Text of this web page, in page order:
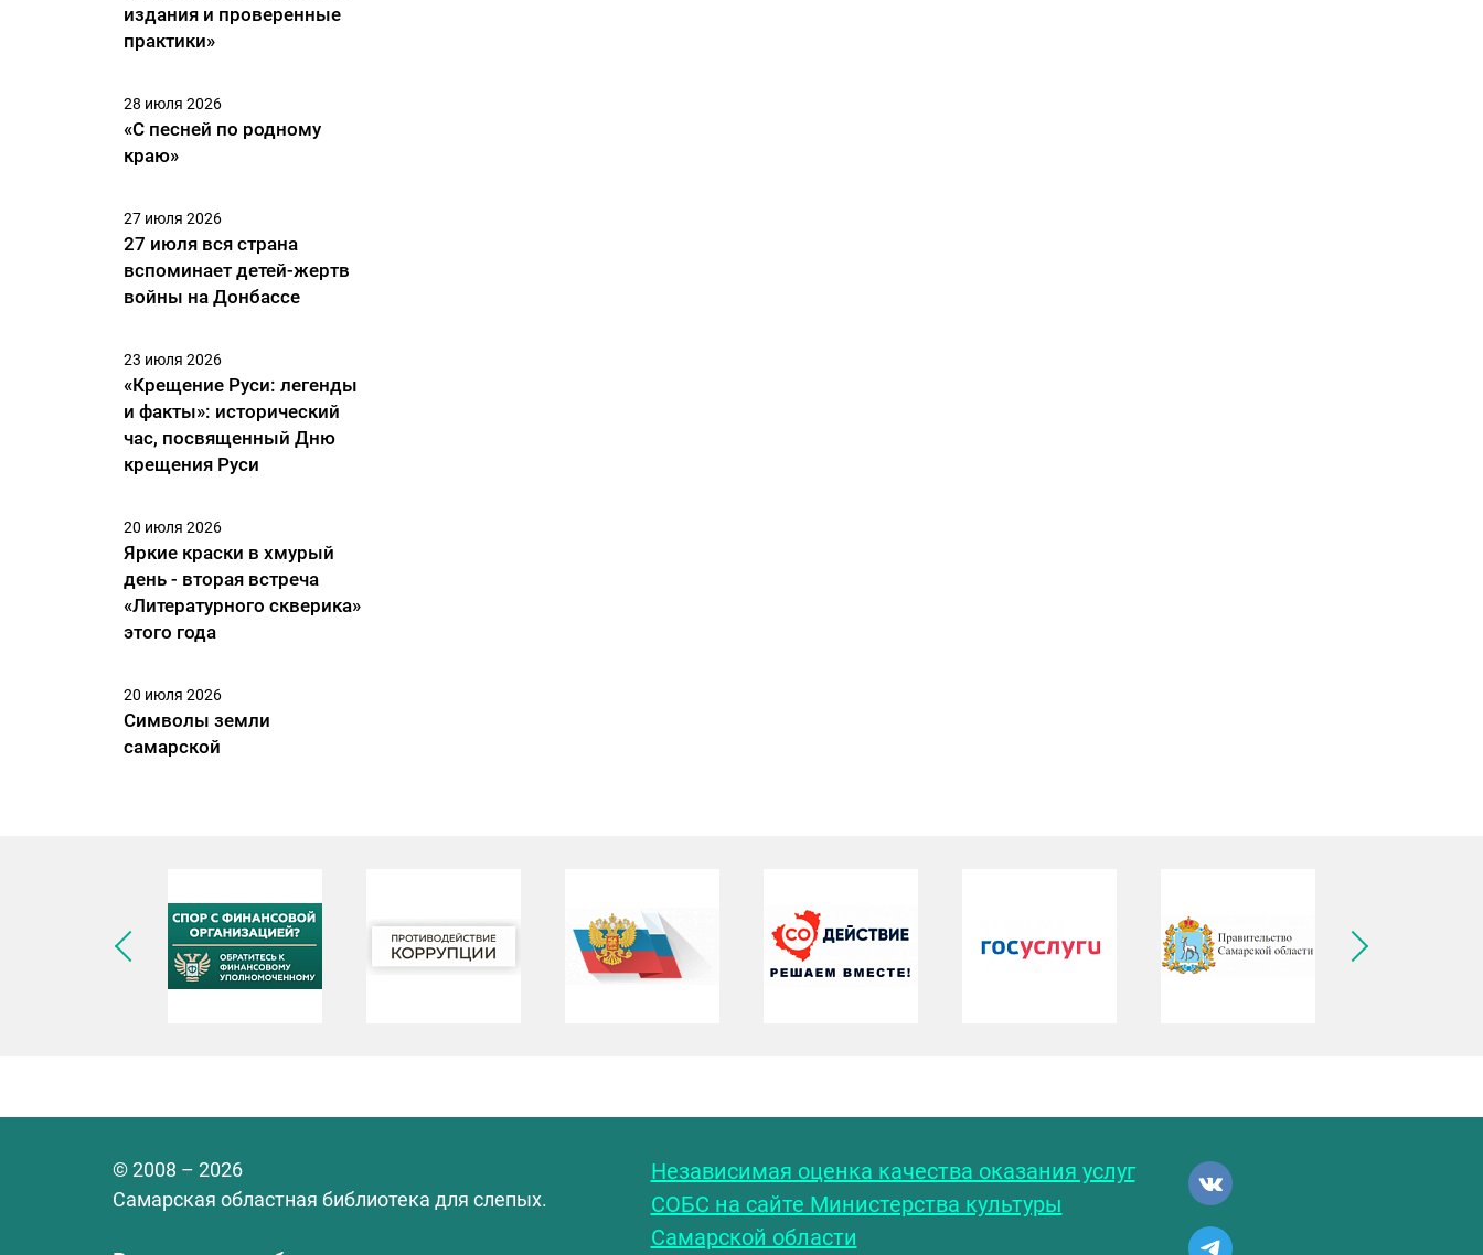
издания и проверенные
практики»
28 июля 2026
«С песней по родному
краю»
27 июля 2026
27 июля вся страна
вспоминает детей-жертв
войны на Донбассе
23 июля 2026
«Крещение Руси: легенды
и факты»: исторический
час, посвященный Дню
крещения Руси
20 июля 2026
Яркие краски в хмурый
день - вторая встреча
«Литературного скверика»
этого года
20 июля 2026
Символы земли
самарской
Следующее изображение
© 2008 – 2026
Самарская областная библиотека для слепых.
Независимая оценка качества оказания услуг
СОБС на сайте Министерства культуры
Самарской области